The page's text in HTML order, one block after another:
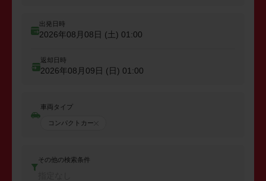
出発日時
2026年08月08日 (土) 01:00
返却日時
2026年08月09日 (日) 01:00
車両タイプ
コンパクトカー
その他の検索条件